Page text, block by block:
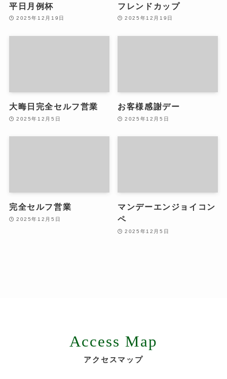
平日月例杯
2025年12月19日
フレンドカップ
2025年12月19日
大晦日完全セルフ営業
2025年12月5日
お客様感謝デー
2025年12月5日
完全セルフ営業
2025年12月5日
マンデーエンジョイコン
ペ
2025年12月5日
Access Map
アクセスマップ